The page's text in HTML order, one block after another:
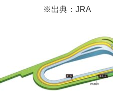
※出典：JRA